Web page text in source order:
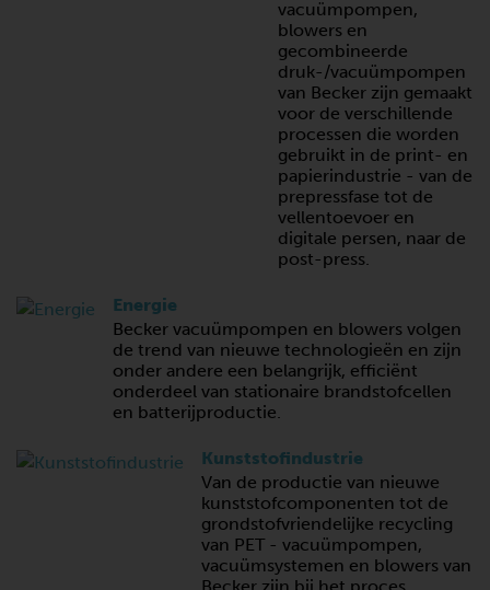
vacuümpompen,
blowers en
gecombineerde
druk-/vacuümpompen
van Becker zijn gemaakt
voor de verschillende
processen die worden
gebruikt in de print- en
papierindustrie - van de
prepressfase tot de
vellentoevoer en
digitale persen, naar de
post-press.
Energie
Becker vacuümpompen en blowers volgen
de trend van nieuwe technologieën en zijn
onder andere een belangrijk, efficiënt
onderdeel van stationaire brandstofcellen
en batterijproductie.
Kunststofindustrie
Van de productie van nieuwe
kunststofcomponenten tot de
grondstofvriendelijke recycling
van PET - vacuümpompen,
vacuümsystemen en blowers van